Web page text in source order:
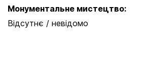
Монументальне мистецтво:
Відсутнє / невідомо